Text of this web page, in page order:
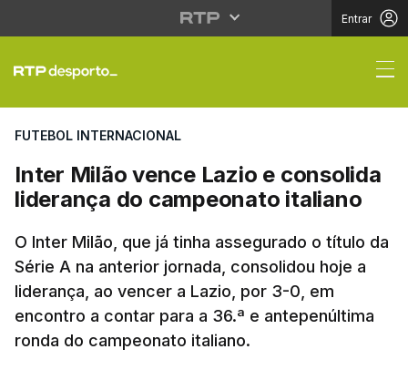
Entrar
Inter Milão vence
FUTEBOL INTERNACIONAL
Inter Milão vence Lazio e consolida
liderança do campeonato italiano
O Inter Milão, que já tinha assegurado o título da
Série A na anterior jornada, consolidou hoje a
liderança, ao vencer a Lazio, por 3-0, em
encontro a contar para a 36.ª e antepenúltima
ronda do campeonato italiano.